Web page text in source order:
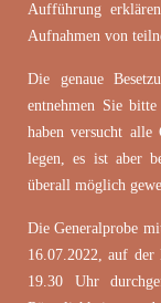
Aufführung
Aufnahmen von
Die genaue
entnehmen Sie
haben versucht alle
legen, es ist aber
überall möglich
Die Generalprobe
16.07.2022, auf der
19.30 Uhr